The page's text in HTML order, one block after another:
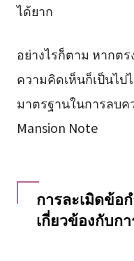
ได้ยาก
อย่างไรก็ตาม หากต
ความคิดเห็นก็เป็นไป
มาตรฐานในการลบ
Mansion Note
การละเมิดข้อ
เกี่ยวข้องกับก